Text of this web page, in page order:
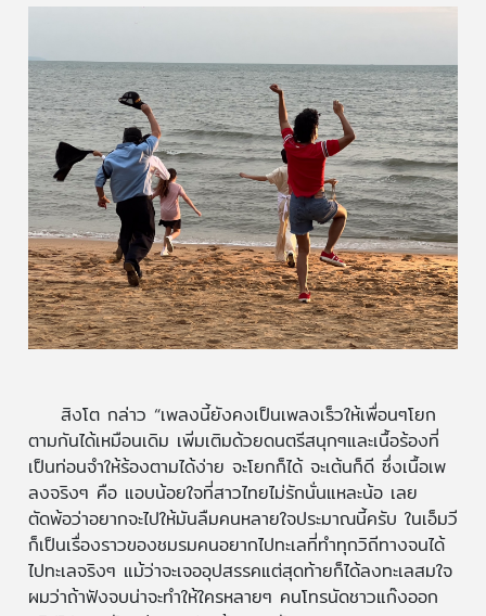
สิงโต กล่าว “เพลงนี้ยังคงเป็นเพลงเร็วให้เพื่อนๆโยก
ตามกันได้เหมือนเดิม เพิ่มเติมด้วยดนตรีสนุกๆและเนื้อร้องที่
เป็นท่อนจำให้ร้องตามได้ง่าย จะโยกก็ได้ จะเต้นก็ดี ซึ่งเนื้อเพ
ลงจริงๆ คือ แอบน้อยใจที่สาวไทยไม่รักนั่นแหละน้อ เลย
ตัดพ้อว่าอยากจะไปให้มันลืมคนหลายใจประมาณนี้ครับ ในเอ็มวี
ก็เป็นเรื่องราวของชมรมคนอยากไปทะเลที่ทำทุกวิถีทางจนได้
ไปทะเลจริงๆ แม้ว่าจะเจออุปสรรคแต่สุดท้ายก็ได้ลงทะเลสมใจ
ผมว่าถ้าฟังจบน่าจะทำให้ใครหลายๆ คนโทรนัดชาวแก๊งออก